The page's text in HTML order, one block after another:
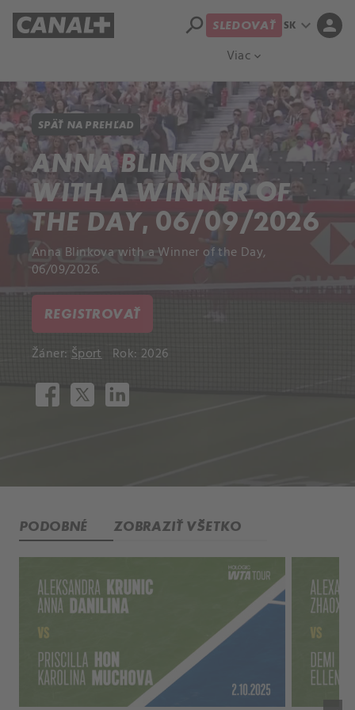
Viac expand_more
search SLEDOVAŤ SK expand_more person
SPÄŤ NA PREHĽAD
ANNA BLINKOVA
WITH A WINNER OF
THE DAY, 06/09/2026
Anna Blinkova with a Winner of the Day,
06/09/2026.
REGISTROVAŤ
Žáner: Šport Rok: 2026
PODOBNÉ ZOBRAZIŤ VŠETKO